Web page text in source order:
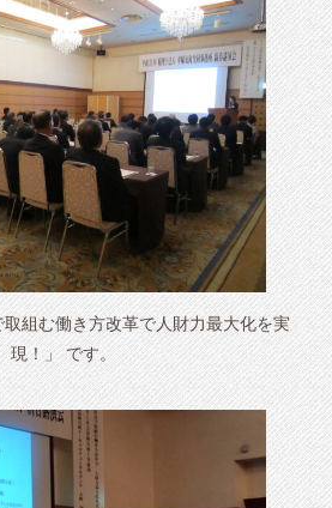
組む働き方改革で人財力最大化を実
現！」 です。